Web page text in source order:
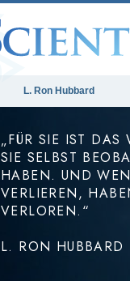
L. Ron Hubbard
„FÜR SIE IST DAS
SIE SELBST
HABEN. UND
VERLIEREN,
VERLOREN.“
L. RON HUBBARD